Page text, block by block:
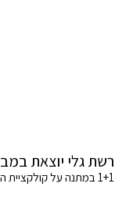
רשת גלי יוצאת
1+1 במתנה על קולקציית המגפיים לנשים וילדים.